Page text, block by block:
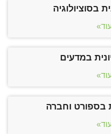
בסוציולוגיה
במדעים
בספורט וחברה